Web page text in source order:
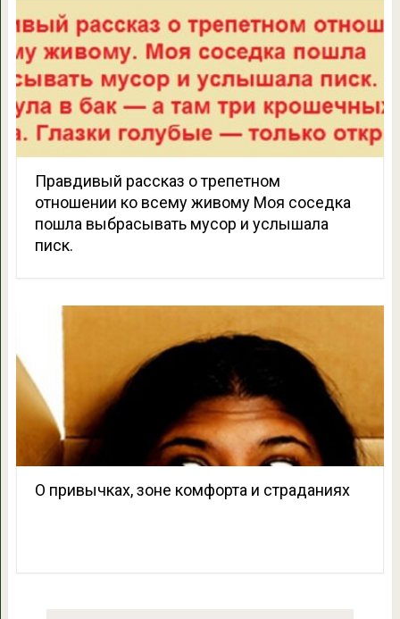
Правдивый рассказ о трепетном
отношении ко всему живому Моя соседка
пошла выбрасывать мусор и услышала
писк.
О привычках, зоне комфорта и страданиях